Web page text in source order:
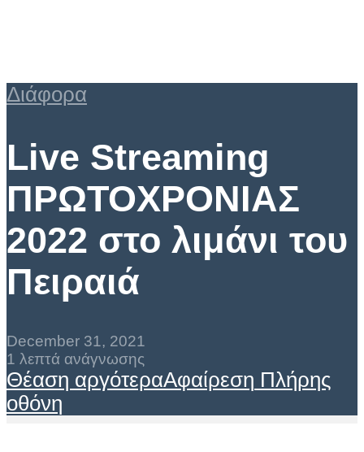
Διάφορα
Live Streaming
ΠΡΩΤΟΧΡΟΝΙΑΣ
2022 στο λιμάνι του
Πειραιά
December 31, 2021
1 λεπτά ανάγνωσης
Θέαση αργότεραΑφαίρεση Πλήρης
οθόνη